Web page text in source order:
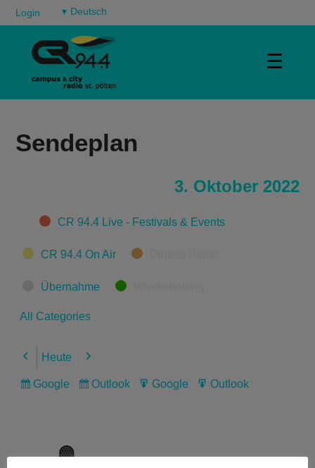
Login ▾
☰
Sendeplan
3. Oktober 2022
CategoriesCR 94.4 Live - Festivals & Events
CR 94.4 On Air
Übernahme
All Categories
Previous
Heute Next
Subscribe
Google
Subscribe
Outlook
Export
Google
Export
Outlook